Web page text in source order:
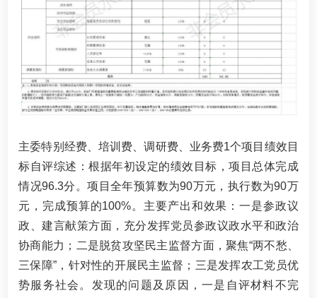
主委特别经费、培训费、调研费、业务费1个项目绩效目
标自评综述：根据年初设定的绩效目标，项目总体完成
情况96.3分。项目全年预算数为90万元，执行数为90万
元，完成预算的100%。主要产出和效果：一是参政议
政、建言献策方面，充分发挥党员参政议政水平和政治
协商能力；二是脱贫攻坚民主监督方面，聚焦“两不愁、
三保障”，针对性的开展民主监督；三是发挥农工党员优
势服务社会。发现的问题及原因，一是自评材料不完